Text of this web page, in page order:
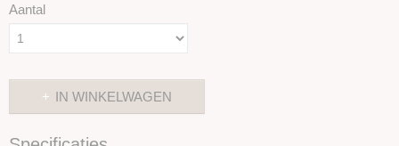
Aantal
IN WINKELWAGEN